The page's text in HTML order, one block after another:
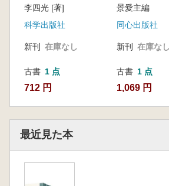
鬼神、杂録十一门,每条各有标
议》成书后,有多种抄本、刊本
以爱余堂本为底本,校以明天启
稿》、四库全书本、读画斋丛书
书本、丛书集成初编本。
第八册,收《山房随笔》《梅磵
诗话》《桃园手听》《修辞鉴衡
《词旨》《答王著作书》《诗法
第九册,收《木天禁语》《诗学
正宗》《诗宗正法眼藏》《文章
诗法》《诗家一指》《南溪笔录
中金集》《诗家模范》《作诗骨
李四光 [著]
科学出版社
新刊 在庫なし
古書 1 点
712 円
景愛主編
同心出版社
新刊 在庫なし
古書 1 点
1,069 円
最近見た本